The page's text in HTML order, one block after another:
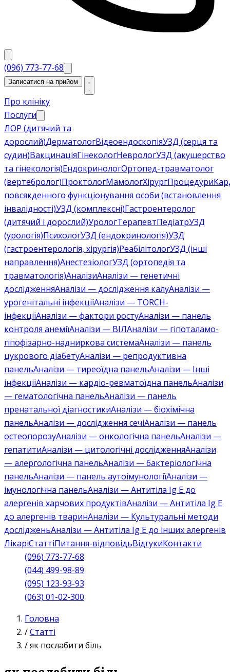
(096) 773-77-68
Записатися на прийом
Про клініку
Послуги
ЛОР (дитячий та
дорослий)ДерматологВідеоендоскопіяУЗД (серця та
судин)ВакцинаціяГінекологНеврологУЗД (акушерство
та гінекологія)ЕндокринологОртопед-травматолог
(вертебролог)ПроктологМамологХірургПроцедури
повсякденного функціонування особи (встановлення
інвалідності)УЗД (комплексні)Гастроентеролог
(дитячий і дорослий)УрологТерапевтПедіатрУЗД
(урологія)ПсихологУЗД (ендокринологія)УЗД
(гастроентерологія, хірургія)РеабілітологУЗД (інші
направлення)АнестезіологУЗД (ортопедія та
травматологія)АналізиАналізи — генетичні
дослідженняАналізи — дослідження калуАналізи —
урогенітальні інфекціїАналізи — TORCH-
інфекціїАналізи — фактори ростуАналізи — панель
контроля анеміїАналізи — ВІЛАналізи — гіпоталамо-
гіпофізарно-надниркова системаАналізи — панель
цукрового діабетуАналізи — репродуктивна
панельАналізи — тиреоїдна панельАналізи — Інші
інфекціїАналізи — кардіо-ревматоїдна панельАналізи
— гематологічна панельАналізи — панель
пренатальної діагностикиАналізи — біохімічна
панельАналізи — дослідження сечіАналізи — панель
остеопорозуАналізи — онкологічна панельАналізи —
гепатитиАналізи — цитологічні дослідженняАналізи
— алергологічна панельАналізи — бактеріологічна
панельАналізи — панель аутоімунологіїАналізи —
імунологічна панельАналізи — Антитіла Ig E до
алергенів харчових продуктівАналізи — Антитіла Ig E
до алергенів тваринАналізи — Культуральні методи
дослідженьАналізи — Антитіла Ig E до інших алергенів
ЛікаріСтаттіПитання-відповідьВідгукиКонтакти
(096) 773-77-68
(044) 499-98-89
(095) 123-93-93
(063) 01-02-300
Головна
/Статті
/як послабити біль